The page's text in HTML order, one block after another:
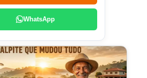
WhatsApp